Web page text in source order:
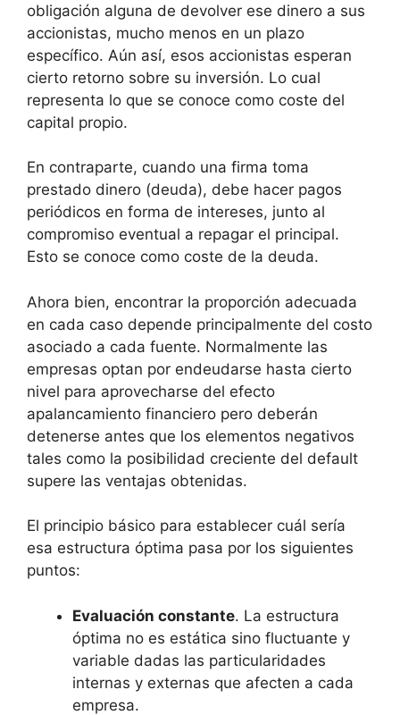
obligación alguna de devolver ese dinero a sus
accionistas, mucho menos en un plazo
específico. Aún así, esos accionistas esperan
cierto retorno sobre su inversión. Lo cual
representa lo que se conoce como coste del
capital propio.
En contraparte, cuando una firma toma
prestado dinero (deuda), debe hacer pagos
periódicos en forma de intereses, junto al
compromiso eventual a repagar el principal.
Esto se conoce como coste de la deuda.
Ahora bien, encontrar la proporción adecuada
en cada caso depende principalmente del costo
asociado a cada fuente. Normalmente las
empresas optan por endeudarse hasta cierto
nivel para aprovecharse del efecto
apalancamiento financiero pero deberán
detenerse antes que los elementos negativos
tales como la posibilidad creciente del default
supere las ventajas obtenidas.
El principio básico para establecer cuál sería
esa estructura óptima pasa por los siguientes
puntos:
Evaluación constante. La estructura
óptima no es estática sino fluctuante y
variable dadas las particularidades
internas y externas que afecten a cada
empresa.